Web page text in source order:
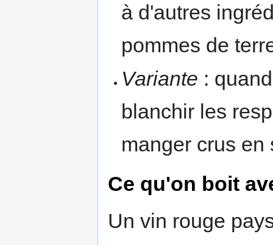
à d'autres
pommes de
Variante :
blanchir les
manger crus
Ce qu'on boit
Un vin rouge